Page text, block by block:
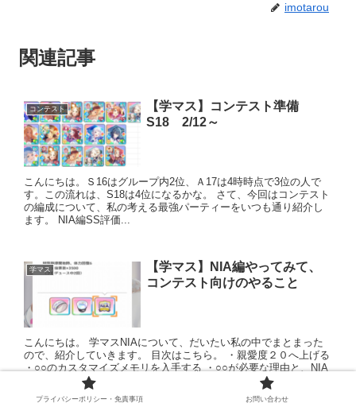
imotarou
関連記事
コンテスト
【学マス】コンテスト準備
S18 2/12～
こんにちは。Ｓ16はグループ内2位、Ａ17は4時時点で3位の人で
す。この流れは、S18は4位になるかな。 さて、今回はコンテスト
の編成について、私の考える最強パーティーをいつも通り紹介し
ます。 NIA編SS評価...
学マス
【学マス】NIA編やってみて、
コンテスト向けのやること
こんにちは。 学マスNIAについて、だいたい私の中でまとまった
ので、紹介していきます。 目次はこちら。 ・親愛度２０へ上げる
・○○のカスタマイズメモリを入手する ・○○が必要な理由と、NIA
プライバシーポリシー・免責事項 お問い合わせ